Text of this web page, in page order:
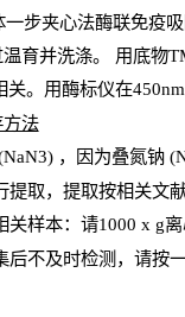
一步夹心法酶联免疫
育并洗涤。 用底物
。用酶标仪在450nm
法
NaN3) ，因为叠氮钠 (
取，提取按相关文献
关样本：请1000 x g
不及时检测，请按